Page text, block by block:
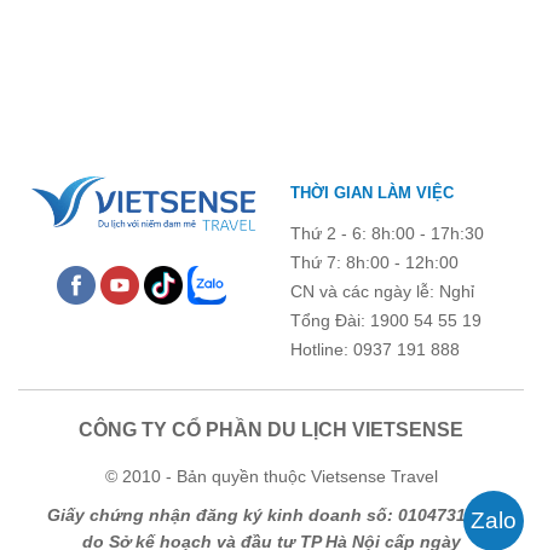
THỜI GIAN LÀM VIỆC
Thứ 2 - 6: 8h:00 - 17h:30
Thứ 7: 8h:00 - 12h:00
CN và các ngày lễ: Nghỉ
Tổng Đài: 1900 54 55 19
Hotline: 0937 191 888
CÔNG TY CỔ PHẦN DU LỊCH VIETSENSE
© 2010 - Bản quyền thuộc Vietsense Travel
Giấy chứng nhận đăng ký kinh doanh số: 0104731205
do Sở kế hoạch và đầu tư TP Hà Nội cấp ngày